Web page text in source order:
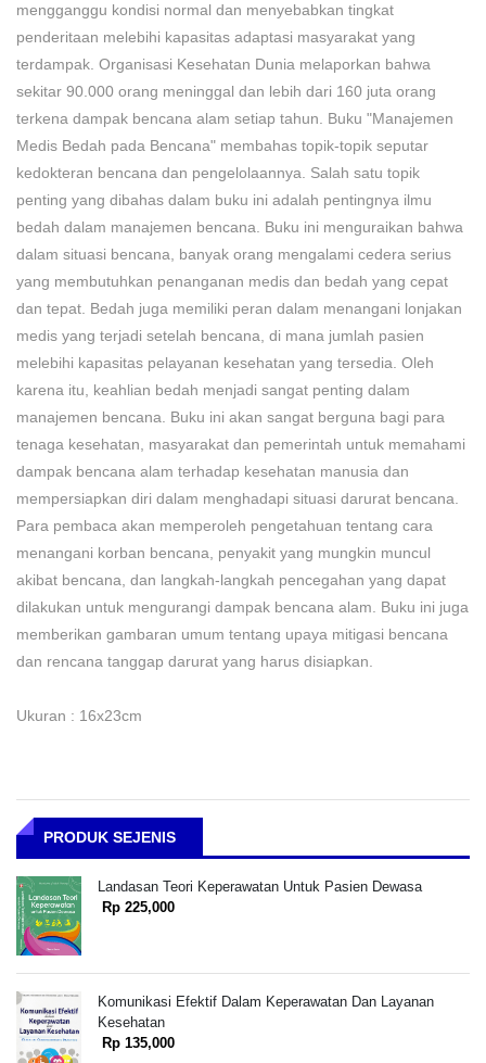
mengganggu kondisi normal dan menyebabkan tingkat
penderitaan melebihi kapasitas adaptasi masyarakat yang
terdampak. Organisasi Kesehatan Dunia melaporkan bahwa
sekitar 90.000 orang meninggal dan lebih dari 160 juta orang
terkena dampak bencana alam setiap tahun. Buku "Manajemen
Medis Bedah pada Bencana" membahas topik-topik seputar
kedokteran bencana dan pengelolaannya. Salah satu topik
penting yang dibahas dalam buku ini adalah pentingnya ilmu
bedah dalam manajemen bencana. Buku ini menguraikan bahwa
dalam situasi bencana, banyak orang mengalami cedera serius
yang membutuhkan penanganan medis dan bedah yang cepat
dan tepat. Bedah juga memiliki peran dalam menangani lonjakan
medis yang terjadi setelah bencana, di mana jumlah pasien
melebihi kapasitas pelayanan kesehatan yang tersedia. Oleh
karena itu, keahlian bedah menjadi sangat penting dalam
manajemen bencana. Buku ini akan sangat berguna bagi para
tenaga kesehatan, masyarakat dan pemerintah untuk memahami
dampak bencana alam terhadap kesehatan manusia dan
mempersiapkan diri dalam menghadapi situasi darurat bencana.
Para pembaca akan memperoleh pengetahuan tentang cara
menangani korban bencana, penyakit yang mungkin muncul
akibat bencana, dan langkah-langkah pencegahan yang dapat
dilakukan untuk mengurangi dampak bencana alam. Buku ini juga
memberikan gambaran umum tentang upaya mitigasi bencana
dan rencana tanggap darurat yang harus disiapkan.
Ukuran : 16x23cm
PRODUK SEJENIS
Landasan Teori Keperawatan Untuk Pasien Dewasa
Rp 225,000
Komunikasi Efektif Dalam Keperawatan Dan Layanan
Kesehatan
Rp 135,000